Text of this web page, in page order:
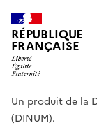
RÉPUBLIQUE
FRANÇAISE
Un produit de la
(DINUM).